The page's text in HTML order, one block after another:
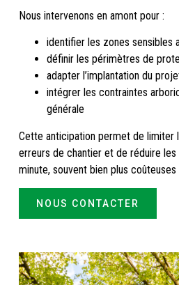
Nous intervenons en amont pour :
identifier les zones sensibles
définir les périmètres de
adapter l’implantation du
intégrer les contraintes
générale
Cette anticipation permet de limiter
erreurs de chantier et de réduire
minute, souvent bien plus
NOUS CONTACTER